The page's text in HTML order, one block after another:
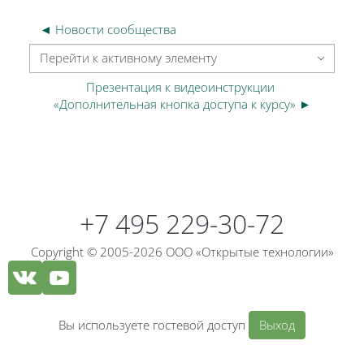
◄ Новости сообщества
Перейти к активному элементу
Презентация к видеоинструкции
«Дополнительная кнопка доступа к курсу» ►
+7 495 229-30-72
Copyright © 2005-2026 ООО «Открытые технологии»
Вы используете гостевой доступ Выход